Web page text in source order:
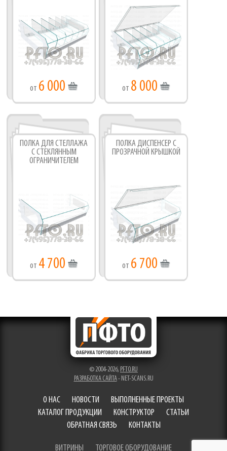
от 6 000 от 8 000
ПОЛКА ДЛЯ СТЕЛЛАЖА
С СТЕКЛЯННЫМ
ОГРАНИЧИТЕЛЕМ
от 4 700
ПОЛКА ДИСПЕНСЕР С
ПРОЗРАЧНОЙ КРЫШКОЙ
от 6 700
© 2004-2026, PFTO.RU
РАЗРАБОТКА САЙТА- NET-SCANS.RU
О НАС НОВОСТИ
ВЫПОЛНЕННЫЕ ПРОЕКТЫ
КАТАЛОГ ПРОДУКЦИИ
КОНСТРУКТОР
СТАТЬИ
ОБРАТНАЯ СВЯЗЬ
КОНТАКТЫ
ВИТРИНЫ ТОРГОВОЕ ОБОРУДОВАНИЕ